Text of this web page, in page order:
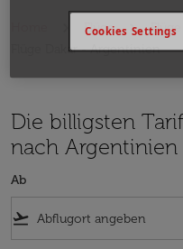
Flüge
Flüge Dakar - Argentinien
Die billigsten
nach Argentinien
Ab
flight_takeoff
Cookies Settings